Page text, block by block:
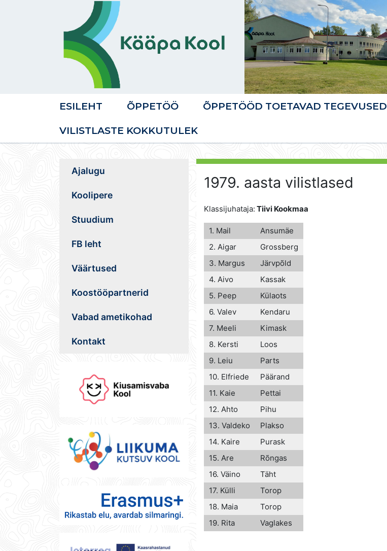
ESILEHT ÕPPETÖÖ ÕPPETÖÖD TOETAVAD TEGEVUSED
VILISTLASTE KOKKUTULEK
1979. aasta vilistlased
Klassijuhataja: Tiivi Kookmaa
1. Mail
Ansumäe
2. Aigar
Grossberg
3. Margus
Järvpõld
4. Aivo
Kassak
5. Peep
Külaots
6. Valev
Kendaru
7. Meeli
Kimask
8. Kersti
Loos
9. Leiu
Parts
10. Elfriede
Päärand
11. Kaie
Pettai
12. Ahto
Pihu
13. Valdeko
Plakso
14. Kaire
Purask
15. Are
Rõngas
16. Väino
Täht
17. Külli
Torop
18. Maia
Torop
19. Rita
Vaglakes
Ajalugu
Koolipere
Stuudium
FB leht
Väärtused
Koostööpartnerid
Vabad ametikohad
Kontakt